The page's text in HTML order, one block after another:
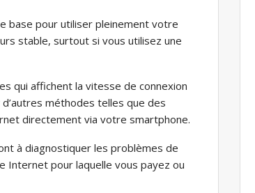
base pour utiliser pleinement votre
stable, surtout si vous utilisez une
qui affichent la vitesse de connexion
méthodes telles que des
directement via votre smartphone.
à diagnostiquer les problèmes de
pour laquelle vous payez ou